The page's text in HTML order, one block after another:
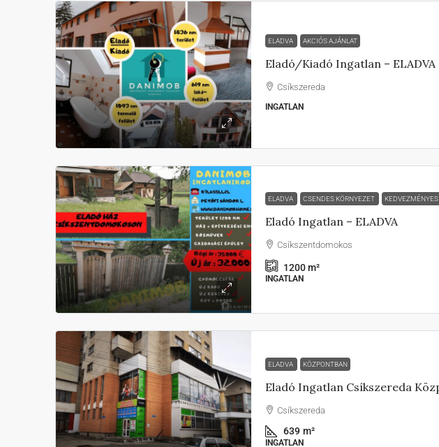
ELADVA AKCIÓS AJÁNLAT
Eladó/kiadó Ingatlan – ELADVA
Csíkszereda
INGATLAN
ELADVA CSENDES KÖRNYEZET KEDVEZMÉNYES
Eladó Ingatlan – ELADVA
Csíkszentdomokos
1200m²
INGATLAN
ELADVA KÖZPONTBAN
Csíkszereda
639 m²
INGATLAN